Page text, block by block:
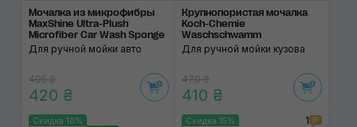
Мочалка из микрофиб­ры
MaxShine Ultra-Plush
Microfiber Car Wash Sponge
Для ручной мойки авто
495 ₴
420 ₴
Крупнопористая мочалка
Koch-Chemie
Waschschwamm
Для ручной мойки кузова
470 ₴
410 ₴
Скидка 10% Скидка 15% 1